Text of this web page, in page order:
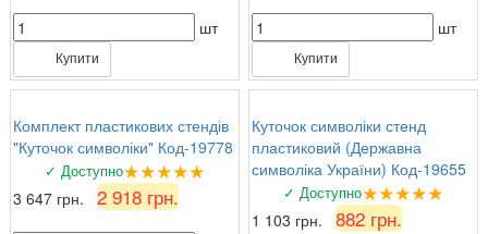
шт
Купити
шт
Купити
Комплект пластикових стендів
"Куточок символіки" Код-19778
✓ Доступно★★★★★
3 647 грн. 2 918 грн.
Куточок символіки стенд
пластиковий (Державна
символіка України) Код-19655
✓ Доступно★★★★★
1 103 грн. 882 грн.